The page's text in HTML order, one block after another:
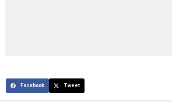
Facebook Tweet